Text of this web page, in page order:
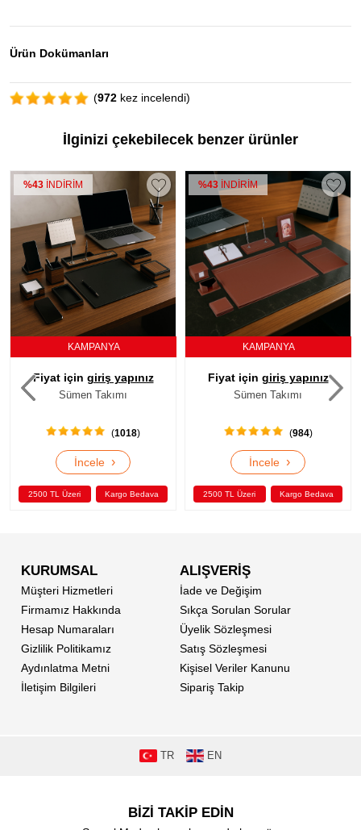
Ürün Dokümanları
(972 kez incelendi)
İlginizi çekebilecek benzer ürünler
içingiriş yapınız
Sümen Takımı
(1018)
İncele›
Kargo Bedava
%43İNDİRİM
Fiyat için giriş yapınız
Sümen Takımı
(984)
İncele›
2500 TL Üzeri Kargo Bedava
%43
Fiyat
2500 TL
KURUMSAL
Müşteri Hizmetleri
Firmamız Hakkında
Hesap Numaraları
Gizlilik Politikamız
Aydınlatma Metni
İletişim Bilgileri
ALIŞVERİŞ
İade ve Değişim
Sıkça Sorulan Sorular
Üyelik Sözleşmesi
Satış Sözleşmesi
Kişisel Veriler Kanunu
Sipariş Takip
TR EN
BİZİ TAKİP EDİN